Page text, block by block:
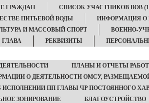
ГРАЖДАН
СПИСОК УЧАСТНИКОВ ВОВ
ПИТЬЕВОЙ ВОДЫ
ИНФОРМАЦИЯ О
И МАССОВЫЙ СПОРТ
ВОЕННО-
ГЛАВА РЕКВИЗИТЫ
ПЛАНЫ И ОТЧЕТЫ
О ДЕЯТЕЛЬНОСТИ ОМСУ,
ПП ГЛАВЫ ЧР ПОСТОЯННОГО
ЗОНИРОВАНИЕ
БЛАГОУСТРОЙСТВО